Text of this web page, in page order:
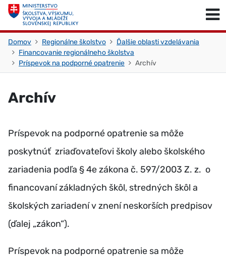
Skočiť na obsah
Domov Regionálne školstvo
Ďalšie oblasti vzdelávania
Financovanie regionálneho školstva
Príspevok na podporné opatrenie
Archív
Archív
Príspevok na podporné opatrenie sa môže
poskytnúť zriaďovateľovi školy alebo školského
zariadenia podľa § 4e zákona č. 597/2003 Z. z. o
financovaní základných škôl, stredných škôl a
školských zariadení v znení neskorších predpisov
(ďalej „zákon“).
Príspevok na podporné opatrenie sa môže
Skočiť na začiatok stránky